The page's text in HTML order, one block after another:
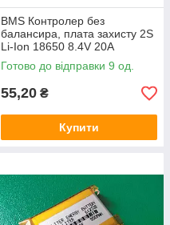
BMS Контролер без
балансира, плата захисту 2S
Li-Ion 18650 8.4V 20A
Готово до відправки 9 од.
55,20 ₴
Купити